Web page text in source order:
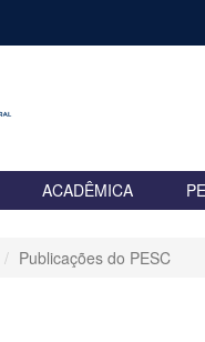
ACADÊMICA
Publicações do PESC